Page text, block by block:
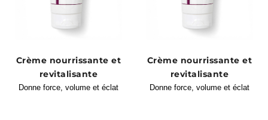
Crème nourrissante et
revitalisante
Donne force, volume et éclat
Crème nourrissante et
revitalisante
Donne force, volume et éclat